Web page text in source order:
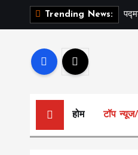
Trending News:
होम टॉप न्यूज/